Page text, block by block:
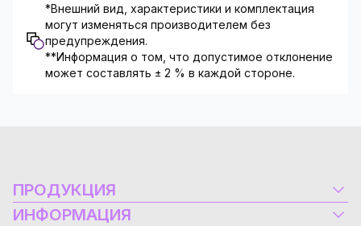
*Внешний вид, характеристики и комплектация
могут изменяться производителем без
предупреждения.
**Информация о том, что допустимое отклонение
может составлять ± 2 % в каждой стороне.
ПРОДУКЦИЯ
Электрооборудование
ИНФОРМАЦИЯ